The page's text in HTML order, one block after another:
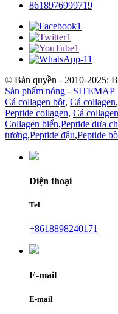
8618976999719
© Bản quyền - 2010-2025:
Sản phẩm nóng - SITEMAP
Cá collagen bột, Cá collagen,
Peptide collagen, Cá
Collagen biển,Peptide dưa
tương,Peptide đậu,Peptide bò
Điện thoại
Tel
+8618898240171
E-mail
E-mail